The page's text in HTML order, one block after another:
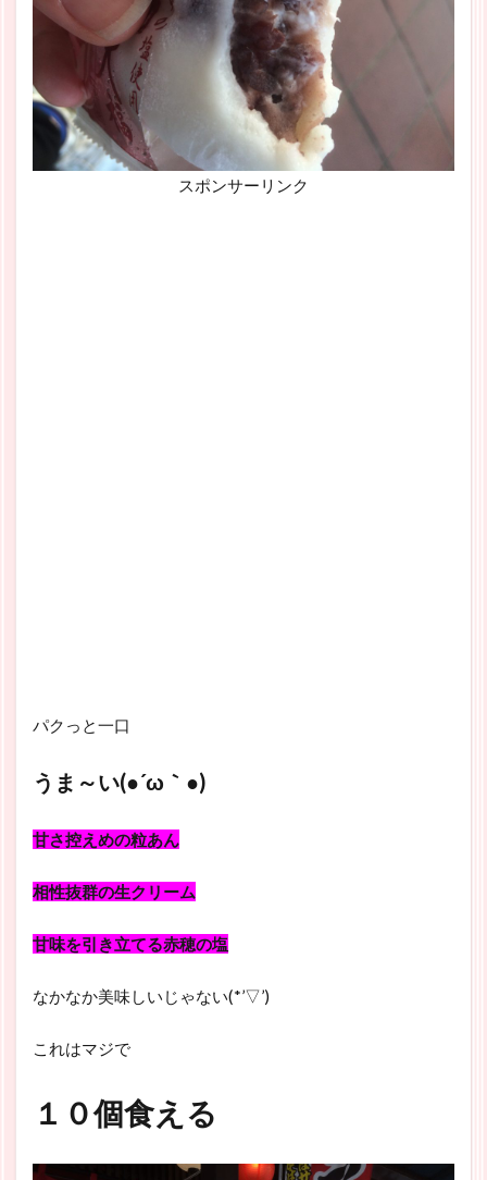
スポンサーリンク
パクっと一口
うま～い(●´ω｀●)
甘さ控えめの粒あん
相性抜群の生クリーム
甘味を引き立てる赤穂の塩
なかなか美味しいじゃない(*’▽’)
これはマジで
１０個食える